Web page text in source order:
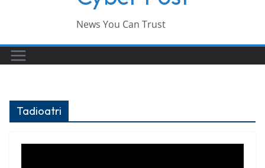
News You Can Trust
Tadioatri